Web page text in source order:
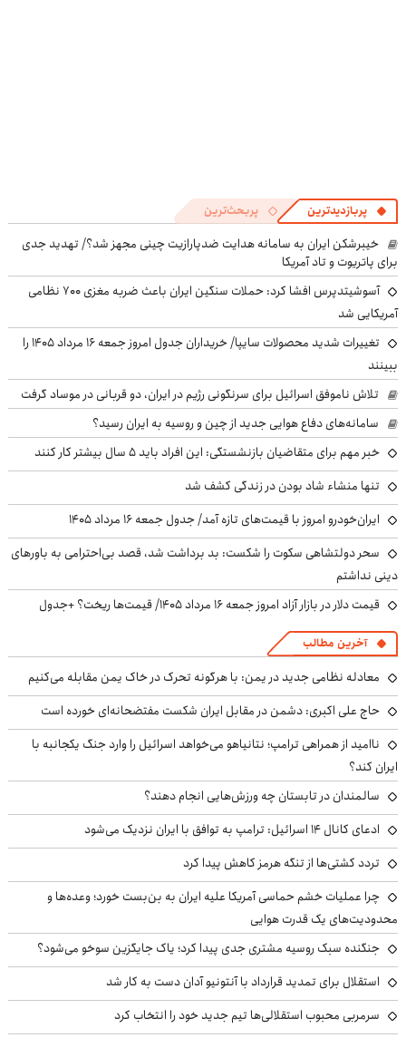
پربازدیدترین پربحث‌ترین
خیبرشکن ایران به سامانه هدایت ضدپارازیت چینی مجهز شد؟/ تهدید جدی
برای پاتریوت و تاد آمریکا
آسوشیتدپرس افشا کرد: حملات سنگین ایران باعث ضربه مغزی ۷۰۰ نظامی
آمریکایی شد
تغییرات شدید محصولات سایپا/ خریداران جدول امروز جمعه ۱۶ مرداد ۱۴۰۵ را
ببینند
تلاش ناموفق اسرائیل برای سرنگونی رژیم در ایران، دو قربانی در موساد گرفت
سامانه‌های دفاع هوایی جدید از چین و روسیه به ایران رسید؟
خبر مهم برای متقاضیان بازنشستگی: این افراد باید ۵ سال بیشتر کار کنند
تنها منشاء شاد بودن در زندگی کشف شد
ایران‌خودرو امروز با قیمت‌های تازه آمد/ جدول جمعه ۱۶ مرداد ۱۴۰۵
سحر دولتشاهی سکوت را شکست: بد برداشت شد، قصد بی‌احترامی به باورهای
دینی نداشتم
قیمت دلار در بازار آزاد امروز جمعه ۱۶ مرداد ۱۴۰۵/ قیمت‌ها ریخت؟ +جدول
آخرین مطالب
معادله نظامی جدید در یمن: با هرگونه تحرک در خاک یمن مقابله می‌کنیم
حاج علی اکبری: دشمن در مقابل ایران شکست مفتضحانه‌ای خورده است
ناامید از همراهی ترامپ؛ نتانیاهو می‌خواهد اسرائیل را وارد جنگ یکجانبه با
ایران کند؟
سالمندان در تابستان چه ورزش‌هایی انجام دهند؟
ادعای کانال ۱۴ اسرائیل: ترامپ به توافق با ایران نزدیک می‌شود
تردد کشتی‌ها از تنگه هرمز کاهش پیدا کرد
چرا عملیات خشم حماسی آمریکا علیه ایران به بن‌بست خورد؛ وعده‌ها و
محدودیت‌های یک قدرت هوایی
جنگنده سبک روسیه مشتری جدی پیدا کرد؛ یاک جایگزین سوخو می‌شود؟
استقلال برای تمدید قرارداد با آنتونیو آدان دست به کار شد
سرمربی محبوب استقلالی‌ها تیم جدید خود را انتخاب کرد